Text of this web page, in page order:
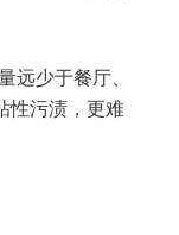
远少于餐厅、
性污渍，更难